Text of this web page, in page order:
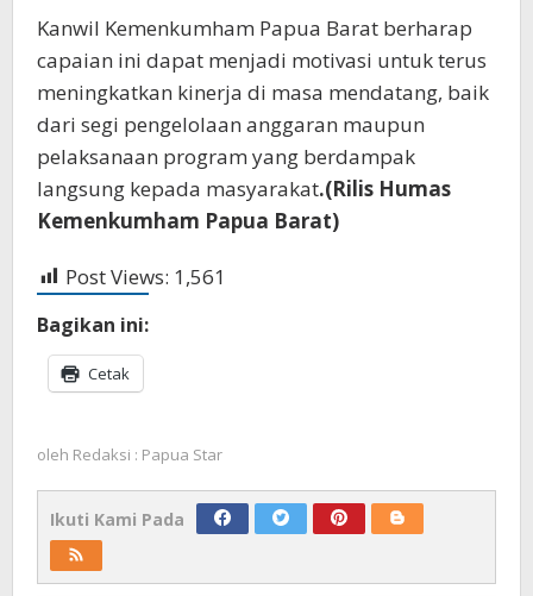
Kanwil Kemenkumham Papua Barat berharap
capaian ini dapat menjadi motivasi untuk terus
meningkatkan kinerja di masa mendatang, baik
dari segi pengelolaan anggaran maupun
pelaksanaan program yang berdampak
langsung kepada masyarakat.(Rilis Humas
Kemenkumham Papua Barat)
Post Views: 1,561
Bagikan ini:
Cetak
oleh Redaksi : Papua Star
Ikuti Kami Pada